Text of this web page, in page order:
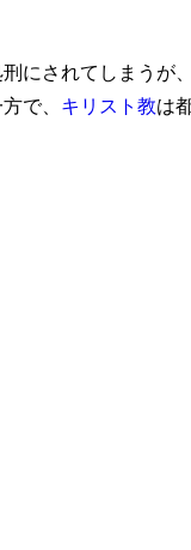
刑にされてしまうが
で、 キリスト教は